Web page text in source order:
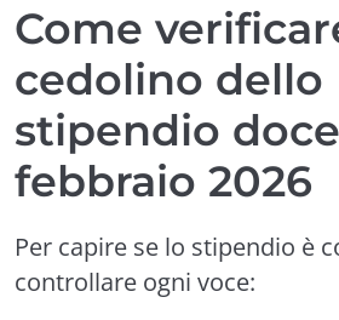
Come
cedolino dello
stipendio
febbraio 2026
Per capire se lo stipendio è
controllare ogni voce: